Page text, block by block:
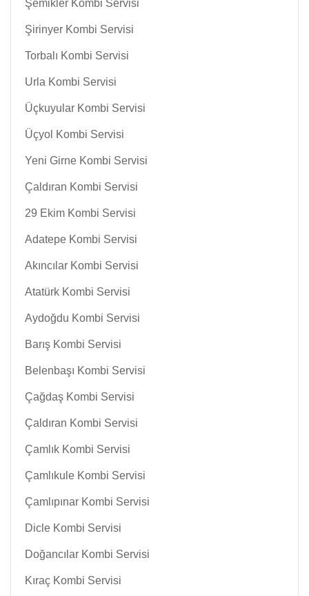
Şemikler Kombi Servisi
Şirinyer Kombi Servisi
Torbalı Kombi Servisi
Urla Kombi Servisi
Üçkuyular Kombi Servisi
Üçyol Kombi Servisi
Yeni Girne Kombi Servisi
Çaldıran Kombi Servisi
29 Ekim Kombi Servisi
Adatepe Kombi Servisi
Akıncılar Kombi Servisi
Atatürk Kombi Servisi
Aydoğdu Kombi Servisi
Barış Kombi Servisi
Belenbaşı Kombi Servisi
Çağdaş Kombi Servisi
Çaldıran Kombi Servisi
Çamlık Kombi Servisi
Çamlıkule Kombi Servisi
Çamlıpınar Kombi Servisi
Dicle Kombi Servisi
Doğancılar Kombi Servisi
Kıraç Kombi Servisi